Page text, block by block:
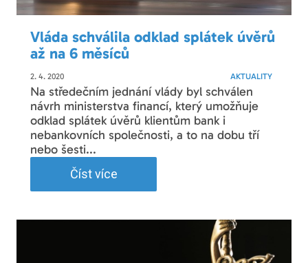
Vláda schválila odklad splátek úvěrů
až na 6 měsíců
2. 4. 2020 AKTUALITY
Na středečním jednání vlády byl schválen
návrh ministerstva financí, který umožňuje
odklad splátek úvěrů klientům bank i
nebankovních společnosti, a to na dobu tří
nebo šesti...
Číst více